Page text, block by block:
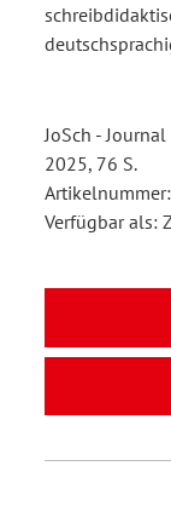
JoSch -
2025, 76 S.
Verfügbar als: